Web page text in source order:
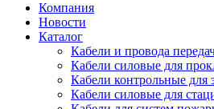
Компания
Новости
Каталог
Кабели и провода
Кабели силовые для
Кабели контрольные для
Кабели силовые для